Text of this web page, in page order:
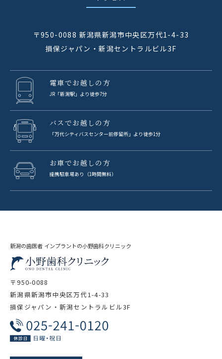
〒950-0088 新潟県新潟市中央区万代1-4-33
損保ジャパン・新潟セントラルビル3F
電車でお越しの方
JR「新潟駅」より徒歩7分
バスでお越しの方
「万代シティバスセンター前停留所」より徒歩1分
お車でお越しの方
提携駐車場あり（1時間無料）
新潟の歯医者 インプラントの小野歯科クリニック
〒950-0088
新潟県新潟市中央区万代1-4-33
損保ジャパン・新潟セントラルビル3F